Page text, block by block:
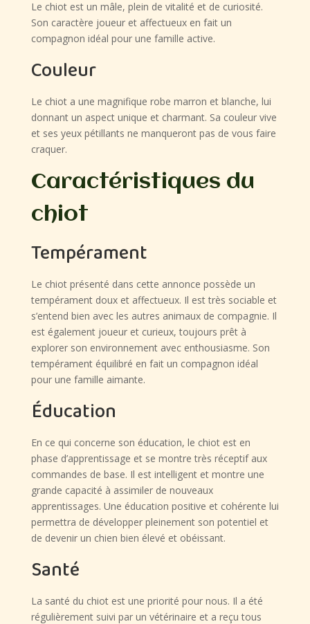
Le chiot est un mâle, plein de vitalité et de curiosité.
Son caractère joueur et affectueux en fait un
compagnon idéal pour une famille active.
Couleur
Le chiot a une magnifique robe marron et blanche, lui
donnant un aspect unique et charmant. Sa couleur vive
et ses yeux pétillants ne manqueront pas de vous faire
craquer.
Caractéristiques du
chiot
Tempérament
Le chiot présenté dans cette annonce possède un
tempérament doux et affectueux. Il est très sociable et
s’entend bien avec les autres animaux de compagnie. Il
est également joueur et curieux, toujours prêt à
explorer son environnement avec enthousiasme. Son
tempérament équilibré en fait un compagnon idéal
pour une famille aimante.
Éducation
En ce qui concerne son éducation, le chiot est en
phase d’apprentissage et se montre très réceptif aux
commandes de base. Il est intelligent et montre une
grande capacité à assimiler de nouveaux
apprentissages. Une éducation positive et cohérente lui
permettra de développer pleinement son potentiel et
de devenir un chien bien élevé et obéissant.
Santé
La santé du chiot est une priorité pour nous. Il a été
régulièrement suivi par un vétérinaire et a reçu tous